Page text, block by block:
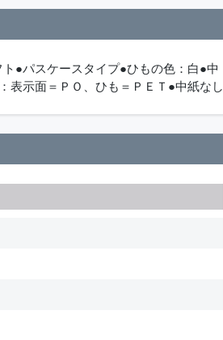
●パスケースタイプ●ひもの色：白●中
表示面＝ＰＯ、ひも＝ＰＥＴ●中紙なし